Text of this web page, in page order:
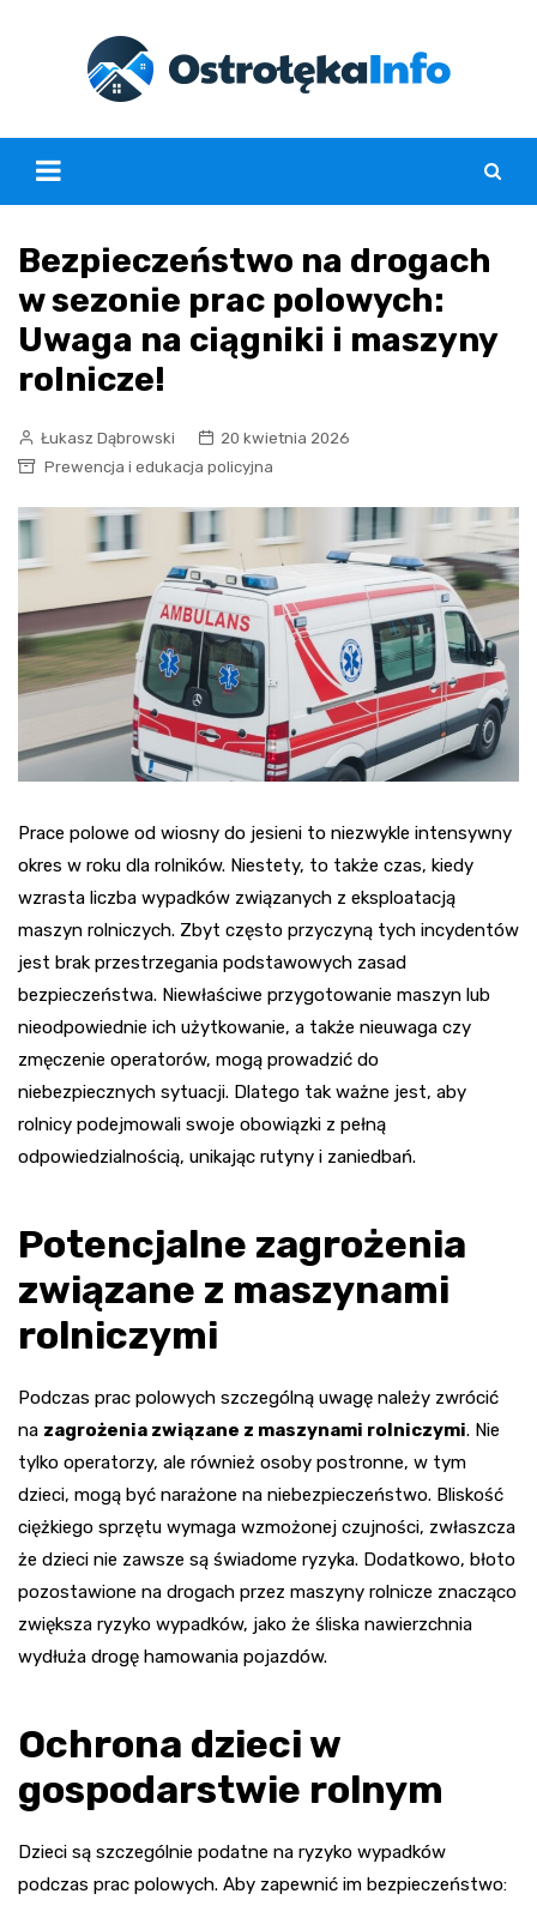
Bezpieczeństwo na drogach
w sezonie prac polowych:
Uwaga na ciągniki i maszyny
rolnicze!
Łukasz Dąbrowski
20 kwietnia 2026
Prewencja i edukacja policyjna
Prace polowe od wiosny do jesieni to niezwykle intensywny
okres w roku dla rolników. Niestety, to także czas, kiedy
wzrasta liczba wypadków związanych z eksploatacją
maszyn rolniczych. Zbyt często przyczyną tych incydentów
jest brak przestrzegania podstawowych zasad
bezpieczeństwa. Niewłaściwe przygotowanie maszyn lub
nieodpowiednie ich użytkowanie, a także nieuwaga czy
zmęczenie operatorów, mogą prowadzić do
niebezpiecznych sytuacji. Dlatego tak ważne jest, aby
rolnicy podejmowali swoje obowiązki z pełną
odpowiedzialnością, unikając rutyny i zaniedbań.
Potencjalne zagrożenia
związane z maszynami
rolniczymi
Podczas prac polowych szczególną uwagę należy zwrócić
na zagrożenia związane z maszynami rolniczymi. Nie
tylko operatorzy, ale również osoby postronne, w tym
dzieci, mogą być narażone na niebezpieczeństwo. Bliskość
ciężkiego sprzętu wymaga wzmożonej czujności, zwłaszcza
że dzieci nie zawsze są świadome ryzyka. Dodatkowo, błoto
pozostawione na drogach przez maszyny rolnicze znacząco
zwiększa ryzyko wypadków, jako że śliska nawierzchnia
wydłuża drogę hamowania pojazdów.
Ochrona dzieci w
gospodarstwie rolnym
Dzieci są szczególnie podatne na ryzyko wypadków
podczas prac polowych. Aby zapewnić im bezpieczeństwo: